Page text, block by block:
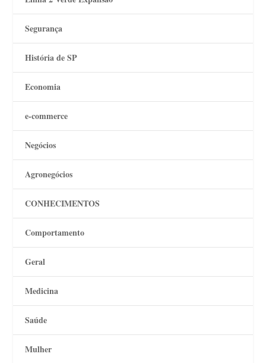
Segurança
História de SP
Economia
e-commerce
Negócios
Agronegócios
CONHECIMENTOS
Comportamento
Geral
Medicina
Saúde
Mulher